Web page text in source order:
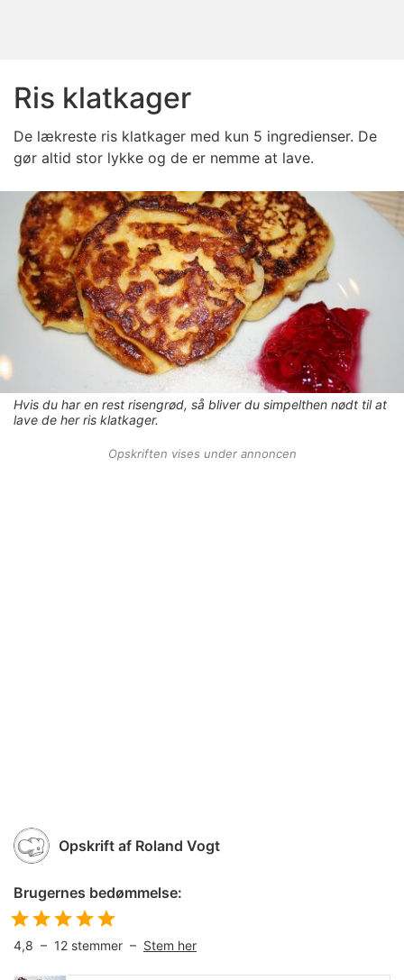
Ris klatkager
De lækreste ris klatkager med kun 5 ingredienser. De
gør altid stor lykke og de er nemme at lave.
Hvis du har en rest risengrød, så bliver du simpelthen nødt til at
lave de her ris klatkager.
Opskriften vises under annoncen
Opskrift af Roland Vogt
Brugernes bedømmelse:
4,8 – 12 stemmer – Stem her